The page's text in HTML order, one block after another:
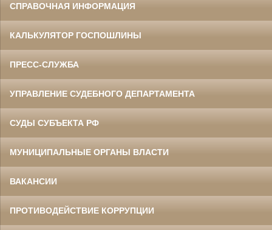
СПРАВОЧНАЯ ИНФОРМАЦИЯ
КАЛЬКУЛЯТОР ГОСПОШЛИНЫ
ПРЕСС-СЛУЖБА
УПРАВЛЕНИЕ СУДЕБНОГО ДЕПАРТАМЕНТА
СУДЫ СУБЪЕКТА РФ
МУНИЦИПАЛЬНЫЕ ОРГАНЫ ВЛАСТИ
ВАКАНСИИ
ПРОТИВОДЕЙСТВИЕ КОРРУПЦИИ